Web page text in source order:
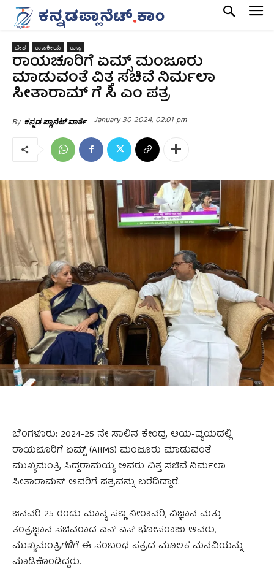
ದೇಶ ರಾಜಕೀಯ ರಾಜ್ಯ
ರಾಯಚೂರಿಗೆ ಏಮ್ಸ್‌ ಮಂಜೂರು
ಮಾಡುವಂತೆ ವಿತ್ತ ಸಚಿವೆ ನಿರ್ಮಲಾ
ಸೀತಾರಾಮ್‌ ಗೆ ಸಿ ಎಂ ಪತ್ರ
By ಕನ್ನಡ ಪ್ಲಾನೆಟ್ ವಾರ್ತೆ January 30 2024, 02:01 pm
ಬೆಂಗಳೂರು: 2024-25 ನೇ ಸಾಲಿನ ಕೇಂದ್ರ ಆಯ-ವ್ಯಯದಲ್ಲಿ
ರಾಯಚೂರಿಗೆ ಏಮ್ಸ್ (AIIMS) ಮಂಜೂರು ಮಾಡುವಂತೆ
ಮುಖ್ಯಮಂತ್ರಿ ಸಿದ್ದರಾಮಯ್ಯ ಅವರು ವಿತ್ತ ಸಚಿವೆ ನಿರ್ಮಲಾ
ಸೀತಾರಾಮನ್ ಅವರಿಗೆ ಪತ್ರವನ್ನು ಬರೆದಿದ್ದಾರೆ.
ಜನವರಿ 25 ರಂದು ಮಾನ್ಯ ಸಣ್ಣ ನೀರಾವರಿ, ವಿಜ್ಞಾನ ಮತ್ತು
ತಂತ್ರಜ್ಞಾನ ಸಚಿವರಾದ ಎನ್ ಎಸ್ ಭೋಸರಾಜು ಅವರು,
ಮುಖ್ಯಮಂತ್ರಿಗಳಿಗೆ ಈ ಸಂಬಂಧ ಪತ್ರದ ಮೂಲಕ ಮನವಿಯನ್ನು
ಮಾಡಿಕೊಂಡಿದ್ದರು.